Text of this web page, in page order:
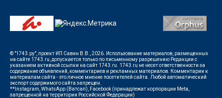
© "1743.ру", проект ИП Савин В.В., 2026. Использование материалов, размещенных
на сайте 1743.ru, допускается только по письменному разрешению Редакции с
указанием активной ссылки на сайт 1743.ru. 1743.ru не несет ответственности за
содержание объявлений, комментариев и рекламных материалов. Комментарии к
материалам сайта - это личное мнение посетителей сайта. Любой автоматический
экспорт содержимого сайта запрещен.
**Instagram, WhatsApp (Ватсап), Facebook (принадлежат корпорации Meta,
запрещенной на территории Российской Федерации)